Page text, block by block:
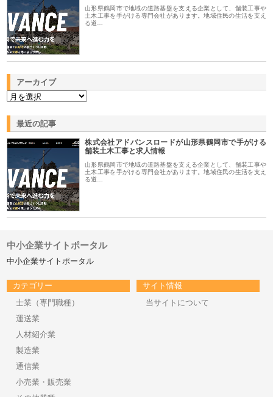
山形県鶴岡市で地域の道路基盤を支える企業として、舗装工事や
土木工事を手がける専門会社があります。地域住民の生活を支え
る道…
アーカイブ
最近の記事
株式会社アドバンスロードが山形県鶴岡市で手がける
舗装土木工事と求人情報
山形県鶴岡市で地域の道路基盤を支える企業として、舗装工事や
土木工事を手がける専門会社があります。地域住民の生活を支え
る道…
中小企業サイトポータル
中小企業サイトポータル
カテゴリー
士業（専門職種）
運送業
人材紹介業
製造業
通信業
小売業・販売業
サイト情報
当サイトについて